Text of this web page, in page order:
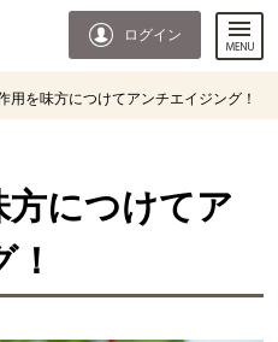
ログイン
用を味方につけてアンチエイジング！
方につけてア